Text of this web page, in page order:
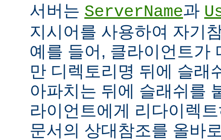
서버는 ServerName과
지시어를 사용하여 자기
예를 들어, 클라이언트가
만 디렉토리명 뒤에 슬래
아파치는 뒤에 슬래쉬를
라이언트에게 리다이렉
문서의 상대참조를 올바